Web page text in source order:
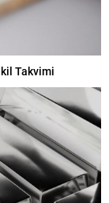
Takvimi